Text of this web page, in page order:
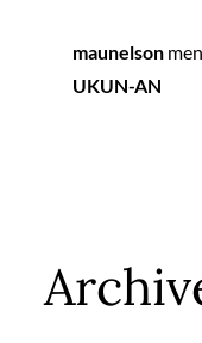
maunelson
UKUN-AN